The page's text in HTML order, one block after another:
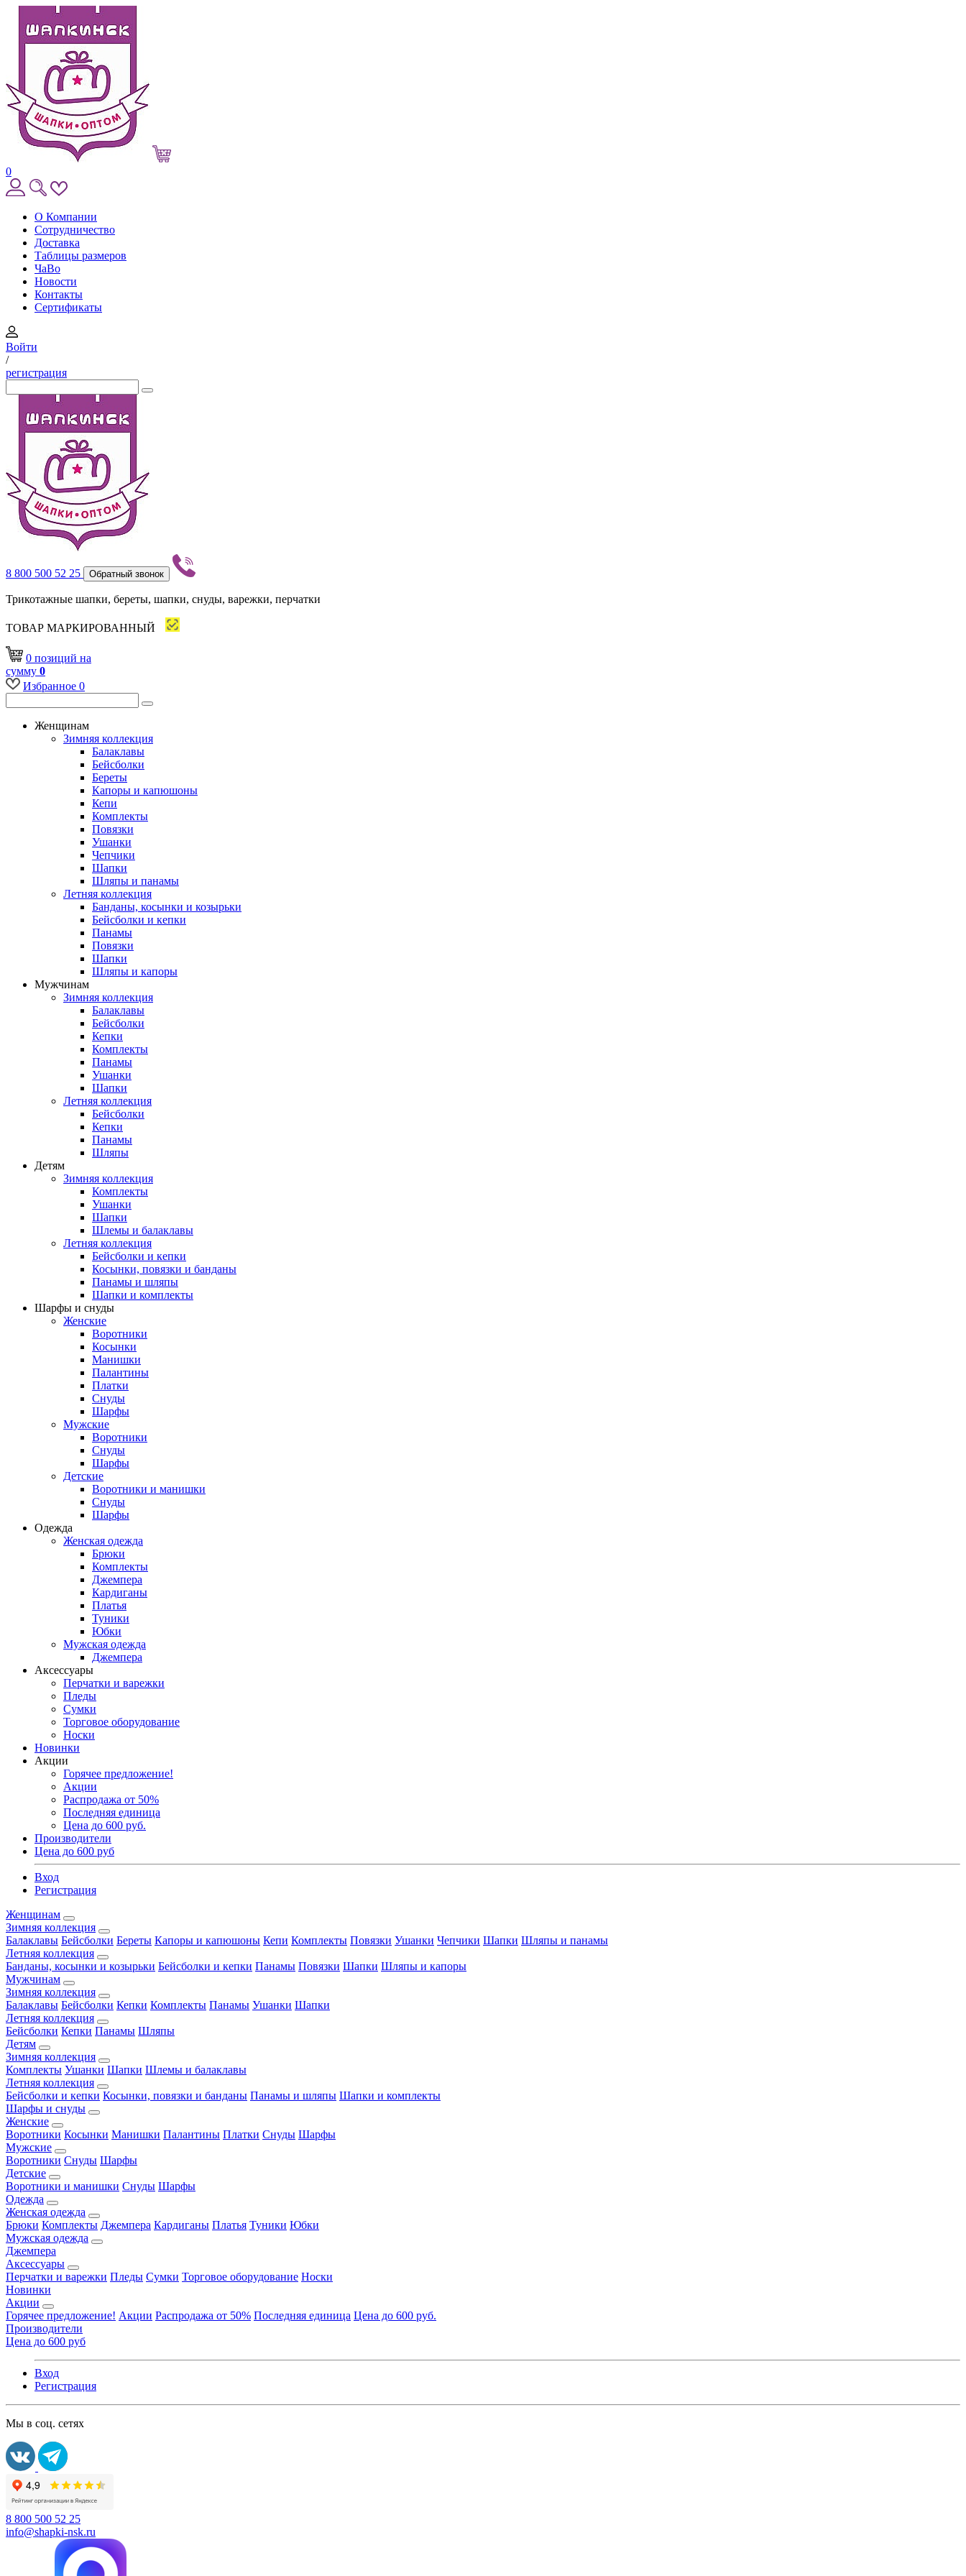
0
О Компании
Сотрудничество
Доставка
Таблицы размеров
ЧаВо
Новости
Контакты
Сертификаты
Войти
/
регистрация
8 800 500 52 25 Обратный звонок
Трикотажные шапки, береты, шапки, снуды, варежки, перчатки
ТОВАР МАРКИРОВАННЫЙ
0 позиций на
сумму 0
Избранное 0
Женщинам
Зимняя коллекция
Балаклавы
Бейсболки
Береты
Капоры и капюшоны
Кепи
Комплекты
Повязки
Ушанки
Чепчики
Шапки
Шляпы и панамы
Летняя коллекция
Банданы, косынки и козырьки
Бейсболки и кепки
Панамы
Повязки
Шапки
Шляпы и капоры
Мужчинам
Зимняя коллекция
Балаклавы
Бейсболки
Кепки
Комплекты
Панамы
Ушанки
Шапки
Летняя коллекция
Бейсболки
Кепки
Панамы
Шляпы
Детям
Зимняя коллекция
Комплекты
Ушанки
Шапки
Шлемы и балаклавы
Летняя коллекция
Бейсболки и кепки
Косынки, повязки и банданы
Панамы и шляпы
Шапки и комплекты
Шарфы и снуды
Женские
Воротники
Косынки
Манишки
Палантины
Платки
Снуды
Шарфы
Мужские
Воротники
Снуды
Шарфы
Детские
Воротники и манишки
Снуды
Шарфы
Одежда
Женская одежда
Брюки
Комплекты
Джемпера
Кардиганы
Платья
Туники
Юбки
Мужская одежда
Джемпера
Аксессуары
Перчатки и варежки
Пледы
Сумки
Торговое оборудование
Носки
Новинки
Акции
Горячее предложение!
Акции
Распродажа от 50%
Последняя единица
Цена до 600 руб.
Производители
Цена до 600 руб
Вход
Регистрация
Женщинам
Зимняя коллекция
Балаклавы Бейсболки Береты Капоры и капюшоны Кепи Комплекты Повязки Ушанки Чепчики Шапки Шляпы и панамы
Летняя коллекция
Банданы, косынки и козырьки Бейсболки и кепки Панамы Повязки Шапки Шляпы и капоры
Мужчинам
Зимняя коллекция
Балаклавы Бейсболки Кепки Комплекты Панамы Ушанки Шапки
Летняя коллекция
Бейсболки Кепки Панамы Шляпы
Детям
Зимняя коллекция
Комплекты Ушанки Шапки Шлемы и балаклавы
Летняя коллекция
Бейсболки и кепки Косынки, повязки и банданы Панамы и шляпы Шапки и комплекты
Шарфы и снуды
Женские
Воротники Косынки Манишки Палантины Платки Снуды Шарфы
Мужские
Воротники Снуды Шарфы
Детские
Воротники и манишки Снуды Шарфы
Одежда
Женская одежда
Брюки Комплекты Джемпера Кардиганы Платья Туники Юбки
Мужская одежда
Джемпера
Аксессуары
Перчатки и варежки Пледы Сумки Торговое оборудование Носки
Новинки
Акции
Горячее предложение! Акции Распродажа от 50% Последняя единица Цена до 600 руб.
Производители
Цена до 600 руб
Вход
Регистрация
Мы в соц. сетях
8 800 500 52 25
info@shapki-nsk.ru